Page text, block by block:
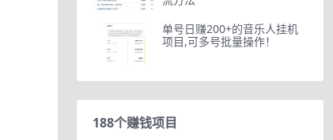
单号日赚200+的音乐人挂机
项目,可多号批量操作！
188个赚钱项目